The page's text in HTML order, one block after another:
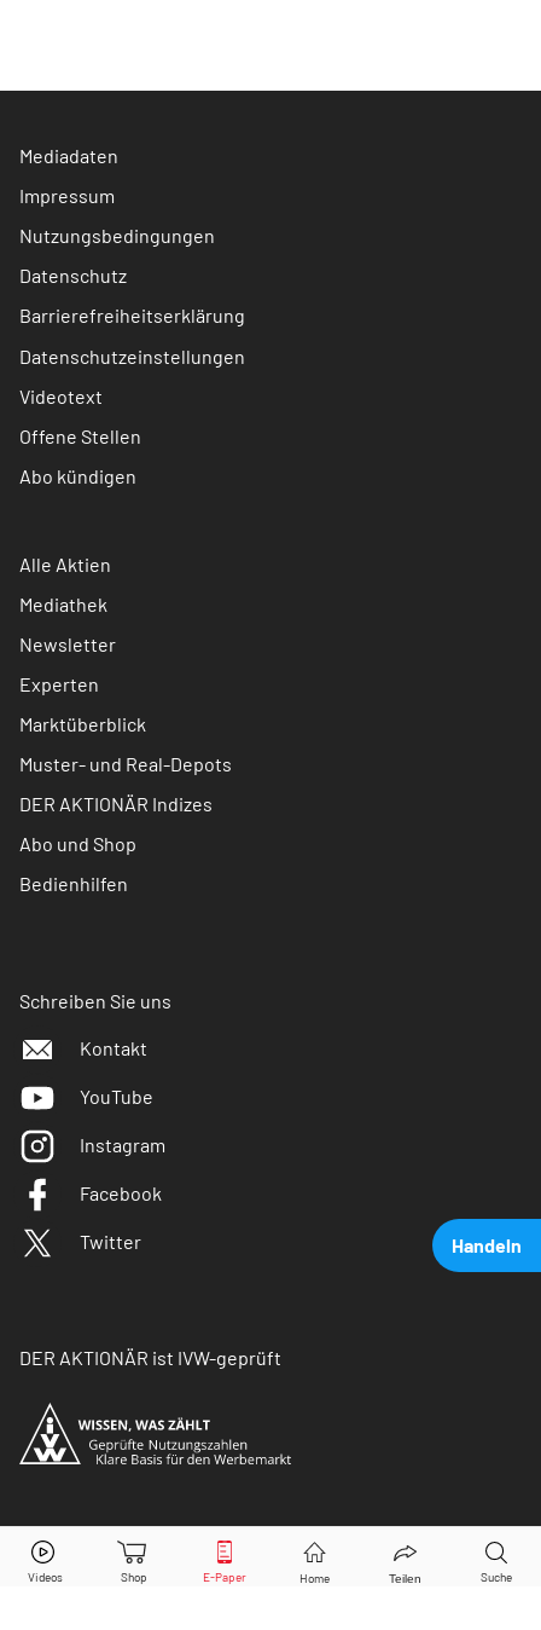
Handeln
DHL Group Aktie jetzt handeln?
Mediadaten
Impressum
Nutzungsbedingungen
Datenschutz
Barrierefreiheitserklärung
Datenschutzeinstellungen
Videotext
Offene Stellen
Abo kündigen
Alle Aktien
Mediathek
Newsletter
Experten
Marktüberblick
Muster- und Real-Depots
DER AKTIONÄR Indizes
Abo und Shop
Bedienhilfen
Schreiben Sie uns
Kontakt
YouTube
Instagram
Facebook
Twitter
DER AKTIONÄR ist IVW-geprüft
© Copyright 2026 Börsenmedien AG. Alle Rechte